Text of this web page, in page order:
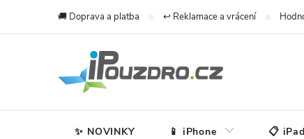
🚚 Doprava a platba ↩️ Reklamace a vrácení
✨ NOVINKY 📱 iPhone 📋 iPad